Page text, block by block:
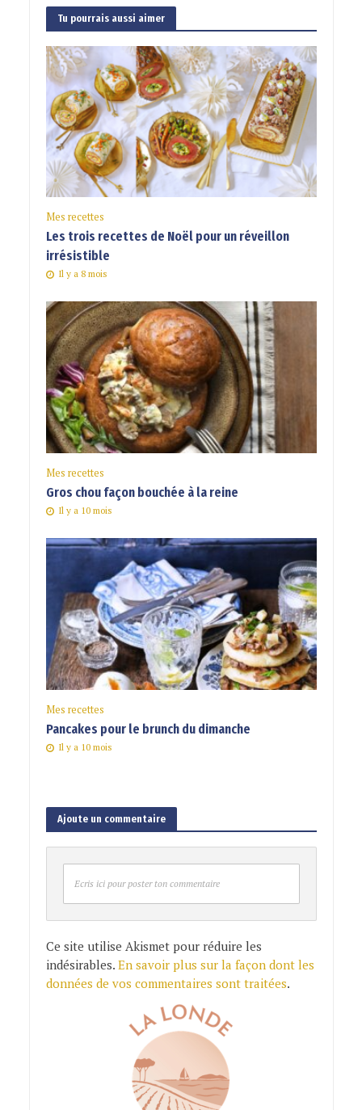
Tu pourrais aussi aimer
Mes recettes
Les trois recettes de Noël pour un réveillon
irrésistible
Il y a 8 mois
Mes recettes
Gros chou façon bouchée à la reine
Il y a 10 mois
Mes recettes
Pancakes pour le brunch du dimanche
Il y a 10 mois
Ajoute un commentaire
Ecris ici pour poster ton commentaire
Ce site utilise Akismet pour réduire les
indésirables. En savoir plus sur la façon dont les
données de vos commentaires sont traitées.